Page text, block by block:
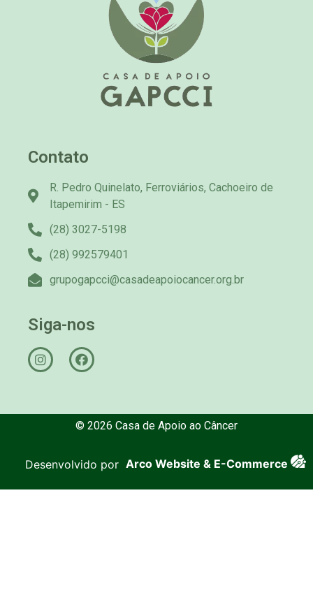
Contato
R. Pedro Quinelato, Ferroviários, Cachoeiro de
Itapemirim - ES
(28) 3027-5198
(28) 992579401
grupogapcci@casadeapoiocancer.org.br
Siga-nos
© 2026 Casa de Apoio ao Câncer
Desenvolvido por Arco Website & E-Commerce